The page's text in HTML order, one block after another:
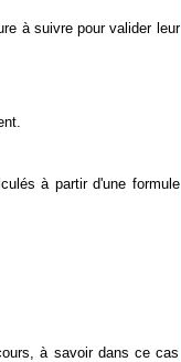
à suivre pour valider leur
à partir d'une formule
à savoir dans ce cas